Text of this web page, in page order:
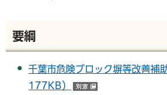
要綱
千葉市危険ブロック塀等改善補
177KB）